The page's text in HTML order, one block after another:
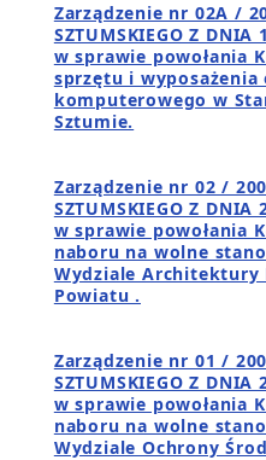
Zarządzenie nr 02A /
SZTUMSKIEGO Z
w sprawie powołania
sprzętu i wyposażenia
komputerowego w
Sztumie.
Zarządzenie nr 02 /
SZTUMSKIEGO Z
w sprawie powołania
naboru na wolne
Wydziale Architektury
Powiatu .
Zarządzenie nr 01 /
SZTUMSKIEGO Z
w sprawie powołania
naboru na wolne
Wydziale Ochrony